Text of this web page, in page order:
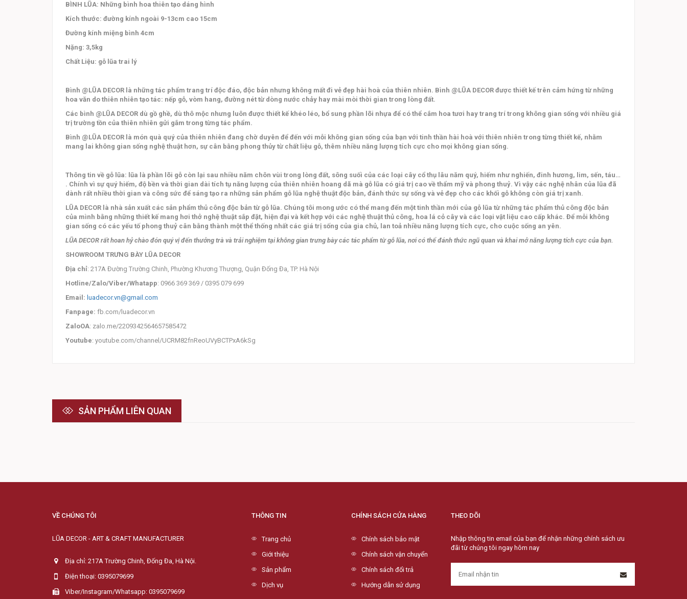
BÌNH LŨA: Những bình hoa thiên tạo dáng hình
Kích thước: đường kính ngoài 9-13cm cao 15cm
Đường kính miệng bình 4cm
Nặng: 3,5kg
Chất Liệu: gỗ lũa trai lý
Bình @LŨA DECOR là những tác phẩm trang trí độc đáo, độc bản nhưng không mất đi vẻ đẹp hài hoà của thiên nhiên. Bình @LŨA DECOR được thiết kế trên cảm hứng từ những
hoa văn do thiên nhiên tạo tác: nếp gỗ, vòm hang, đường nét từ dòng nước chảy hay mài mòi thời gian trong lòng đất.
Các bình @LŨA DECOR dù gồ ghề, dù thô mộc nhưng luôn được thiết kế khéo léo, bổ sung phần lõi nhựa để có thể cắm hoa tươi hay trang trí trong không gian sống với nhiều giá
trị trường tồn của thiên nhiên gửi gắm trong từng tác phẩm.
Bình @LŨA DECOR là món quà quý của thiên nhiên đang chờ duyên để đến với mỗi không gian sống của bạn với tinh thần hài hoà với thiên nhiên trong từng thiết kế, nhằm
mang lai không gian sống nghệ thuật hơn, sự cân bằng phong thủy từ chất liệu gỗ, thêm nhiều năng lượng tích cực cho mọi không gian sống.
Thông tin về gỗ lũa: lũa là phần lõi gỗ còn lại sau nhiều năm chôn vùi trong lòng đất, sông suối của các loại cây cổ thụ lâu năm quý, hiếm như nghiến, đinh hương, lim, sến, táu…
. Chính vì sự quý hiếm, độ bền và thời gian dài tích tụ năng lượng của thiên nhiên hoang dã mà gỗ lũa có giá trị cao về thẩm mỹ và phong thuỷ. Vì vậy các nghệ nhân của lũa đã
dành rất nhiều thời gian và công sức để sáng tạo ra những sản phẩm gỗ lũa nghệ thuật độc bản, đánh thức sự sống và vẻ đẹp cho các khối gỗ không còn giá trị xanh.
LŨA DECOR là nhà sản xuất các sản phẩm thủ công độc bản từ gỗ lũa. Chúng tôi mong ước có thể mang đến một tinh thần mới của gỗ lũa từ những tác phẩm thủ công độc bản
của mình bằng những thiết kế mang hơi thở nghệ thuật sắp đặt, hiện đại và kết hợp với các nghệ thuật thủ công, hoa lá cỏ cây và các loại vật liệu cao cấp khác. Để mỗi không
gian sống có các yếu tố phong thuỷ cân bằng thành một thể thống nhất các giá trị sống của gia chủ, lan toả nhiều năng lượng tích cực, cho cuộc sống an yên.
LŨA DECOR rất hoan hỷ chào đón quý vị đến thưởng trà và trải nghiệm tại không gian trưng bày các tác phẩm từ gỗ lũa, nơi có thể đánh thức ngũ quan và khai mở năng lượng tích cực của bạn.
SHOWROOM TRƯNG BÀY LŨA DECOR
Địa chỉ: 217A Đường Trường Chinh, Phường Khương Thượng, Quận Đống Đa, TP. Hà Nội
Hotline/Zalo/Viber/Whatapp: 0966 369 369 / 0395 079 699
Email: luadecor.vn@gmail.com
Fanpage: fb.com/luadecor.vn
ZaloOA: zalo.me/2209342564657585472
Youtube: youtube.com/channel/UCRM82fnReoUVyBCTPxA6kSg
SẢN PHẨM LIÊN QUAN
VỀ CHÚNG TÔI
LŨA DECOR - ART & CRAFT MANUFACTURER
Địa chỉ: 217A Trường Chinh, Đống Đa, Hà Nội.
Điện thoại: 0395079699
Viber/Instagram/Whatsapp: 0395079699
THÔNG TIN
Trang chủ
Giới thiệu
Sản phẩm
Dịch vụ
CHÍNH SÁCH CỬA HÀNG
Chính sách bảo mật
Chính sách vận chuyển
Chính sách đổi trả
Hướng dẫn sử dụng
THEO DÕI
Nhập thông tin email của bạn để nhận những chính sách ưu
đãi từ chúng tôi ngay hôm nay